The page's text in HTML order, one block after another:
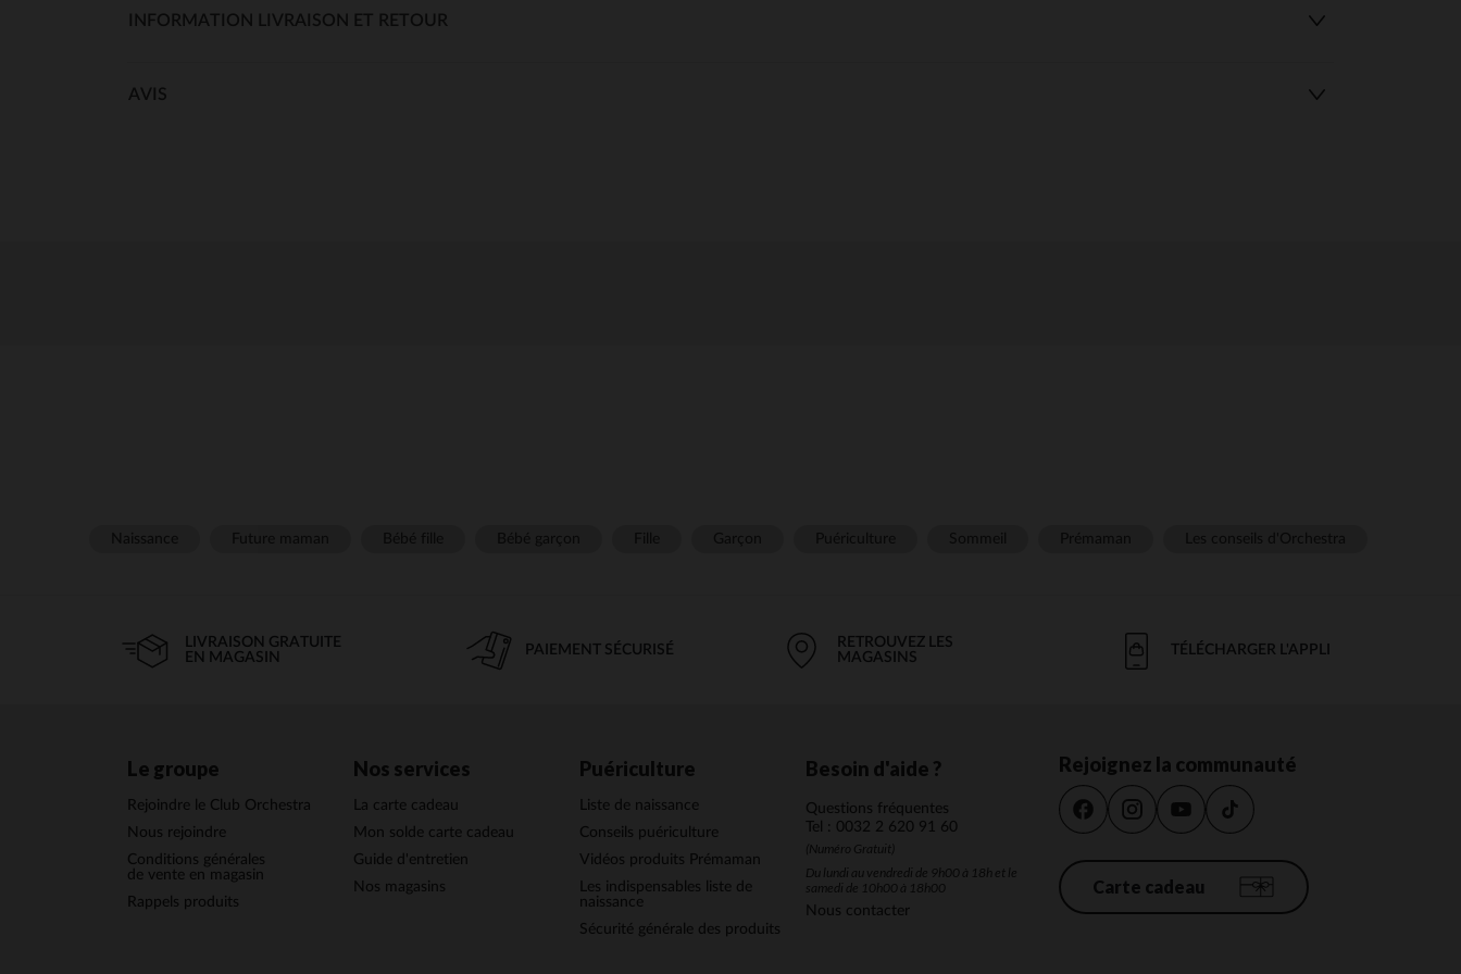
INFORMATION LIVRAISON ET RETOUR
AVIS
LIVRAISON GRATUITE
EN MAGASIN
PAIEMENT SÉCURISÉ
RETROUVEZ LES
MAGASINS
TÉLÉCHARGER L'APPLI
Le groupe
Rejoindre le Club Orchestra
Nous rejoindre
Conditions générales
de vente en magasin
Rappels produits
Nos services
La carte cadeau
Mon solde carte cadeau
Guide d'entretien
Nos magasins
Puériculture
Liste de naissance
Conseils puériculture
Vidéos produits Prémaman
Les indispensables liste de
naissance
Sécurité générale des produits
Besoin d'aide ?
Questions fréquentes
Tel : 0032 2 620 91 60
(Numéro Gratuit)
Du lundi au vendredi de 9h00 à 18h et le
samedi de 10h00 à 18h00
Nous contacter
Rejoignez la communauté
Carte cadeau